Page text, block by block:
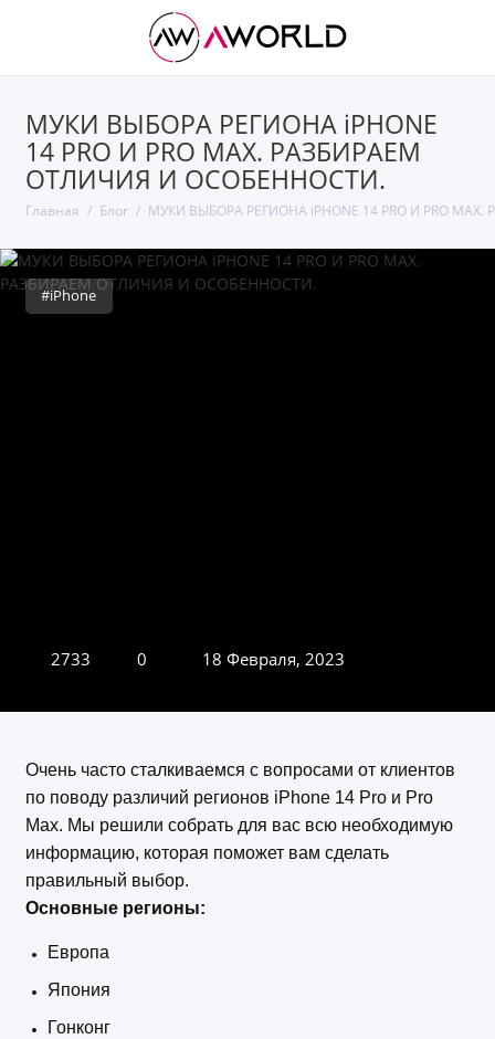
МУКИ ВЫБОРА РЕГИОНА iPHONE
14 PRO И PRO MAX. РАЗБИРАЕМ
ОТЛИЧИЯ И ОСОБЕННОСТИ.
Главная Блог МУКИ ВЫБОРА РЕГИОНА iPHONE 14 PRO И PRO
#iPhone
2733 0 18 Февраля, 2023
Очень часто сталкиваемся с вопросами от клиентов
по поводу различий регионов iPhone 14 Pro и Pro
Max. Мы решили собрать для вас всю необходимую
информацию, которая поможет вам сделать
правильный выбор.
Основные регионы:
Европа
Япония
Гонконг